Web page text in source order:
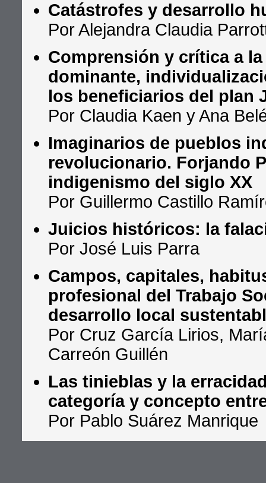
Catástrofes y desarrollo
Por Alejandra Claudia
Comprensión y crítica a
dominante,
los beneficiarios del plan
Por Claudia Kaen y Ana
Imaginarios de pueblos
revolucionario. Forjando
indigenismo del siglo XX
Por Guillermo Castillo
Juicios históricos: la
Por José Luis Parra
Campos, capitales,
profesional del Trabajo
desarrollo local
Por Cruz García Lirios,
Carreón Guillén
Las tinieblas y la
categoría y concepto
Por Pablo Suárez Manrique